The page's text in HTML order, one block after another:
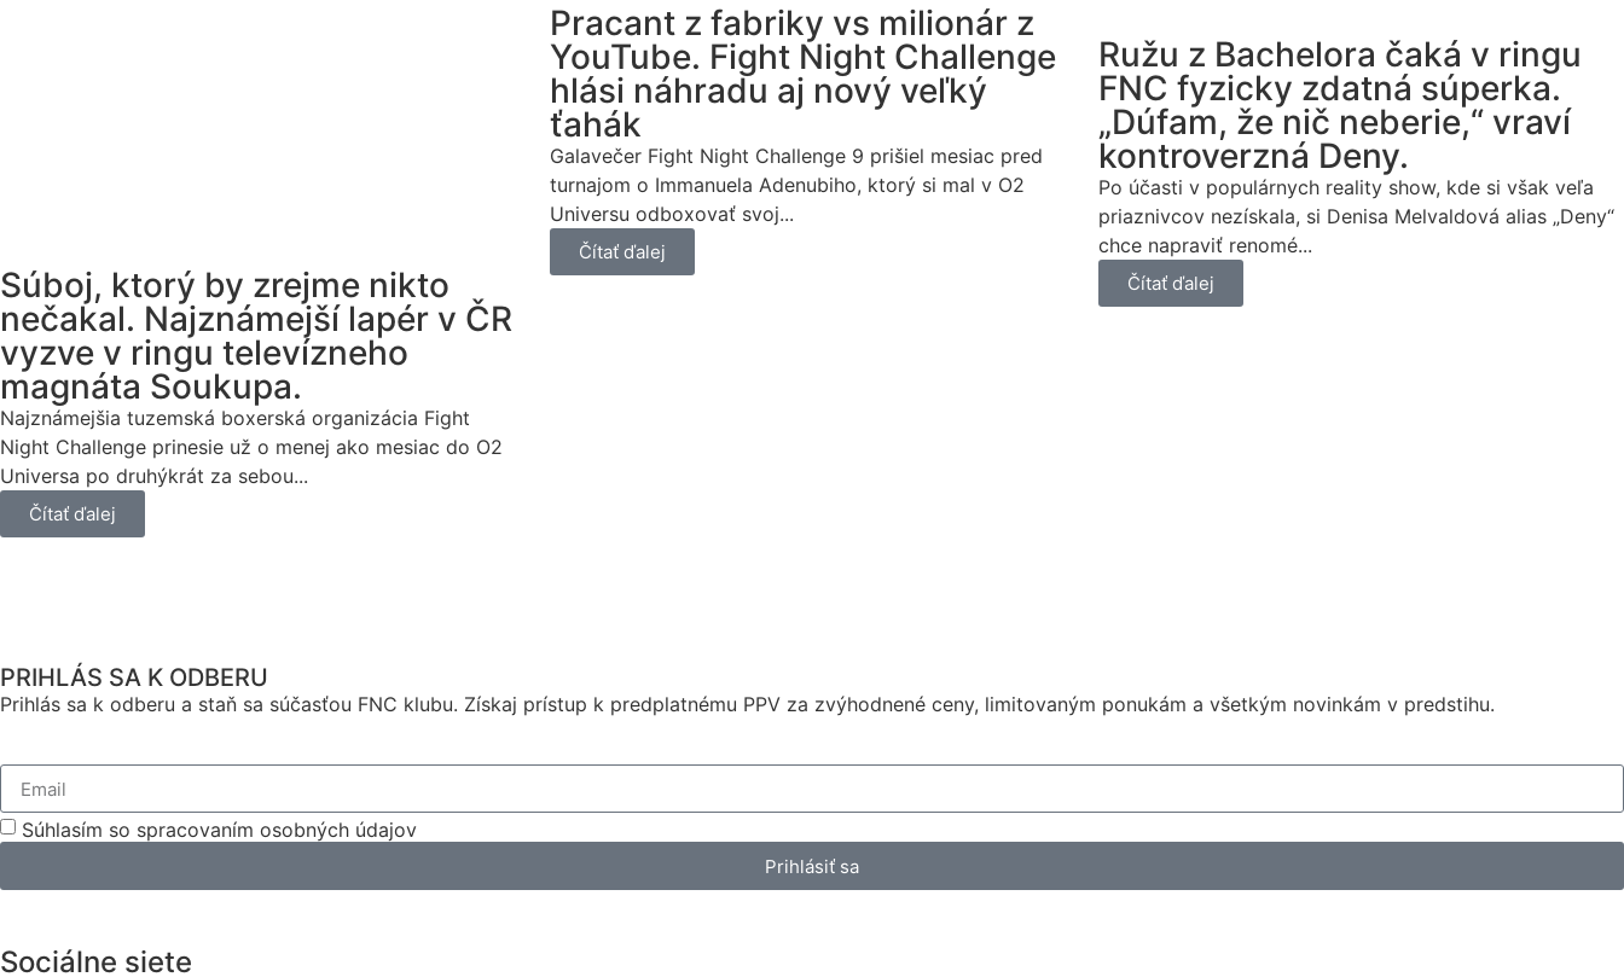
Súboj, ktorý by zrejme nikto
nečakal. Najznámejší lapér v ČR
vyzve v ringu televízneho
magnáta Soukupa.
Najznámejšia tuzemská boxerská organizácia Fight
Night Challenge prinesie už o menej ako mesiac do O2
Universa po druhýkrát za sebou...
Čítať ďalej
Pracant z fabriky vs milionár z
YouTube. Fight Night Challenge
hlási náhradu aj nový veľký
ťahák
Galavečer Fight Night Challenge 9 prišiel mesiac pred
turnajom o Immanuela Adenubiho, ktorý si mal v O2
Universu odboxovať svoj...
Čítať ďalej
Ružu z Bachelora čaká v ringu
FNC fyzicky zdatná súperka.
„Dúfam, že nič neberie,“ vraví
kontroverzná Deny.
Po účasti v populárnych reality show, kde si však veľa
priaznivcov nezískala, si Denisa Melvaldová alias „Deny“
chce napraviť renomé...
Čítať ďalej
PRIHLÁS SA K ODBERU
Prihlás sa k odberu a staň sa súčasťou FNC klubu. Získaj prístup k predplatnému PPV za zvýhodnené ceny, limitovaným ponukám a všetkým novinkám v predstihu.
Súhlasím so spracovaním osobných údajov
Prihlásiť sa
Sociálne siete